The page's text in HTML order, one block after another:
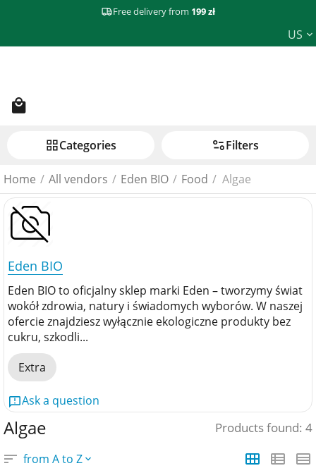
Free delivery from 199 zł
US
Сategories Filters
Home / All vendors / Eden BIO / Food / Algae
Algae Products found: 4
from A to Z
Eden BIO
Eden BIO to oficjalny sklep marki Eden – tworzymy świat
wokół zdrowia, natury i świadomych wyborów. W naszej
ofercie znajdziesz wyłącznie ekologiczne produkty bez
cukru, szkodli...
Extra
Ask a question